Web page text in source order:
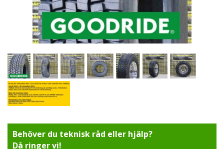
Behöver du teknisk råd eller hjälp?
Då ringer vi!